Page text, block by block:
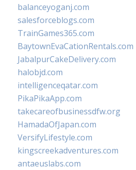
balanceyoganj.com
salesforceblogs.com
TrainGames365.com
BaytownEvaCationRentals.com
JabalpurCakeDelivery.com
halobjd.com
intelligenceqatar.com
PikaPikaApp.com
takecareofbusinessdfw.org
HamadaOfJapan.com
VersifyLifestyle.com
kingscreekadventures.com
antaeuslabs.com